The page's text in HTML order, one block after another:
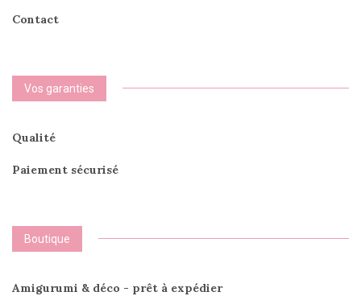
Contact
Vos garanties
Qualité
Paiement sécurisé
Boutique
Amigurumi & déco - prêt à expédier